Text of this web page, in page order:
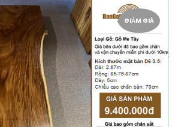
GIẢM GIÁ